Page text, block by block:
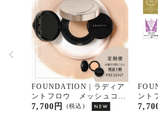
FOUNDATION | ラディア
ントフロウ メッシュコン
パクト Ｎ１［レフィル］
(税込)
7,700円
ント
パク